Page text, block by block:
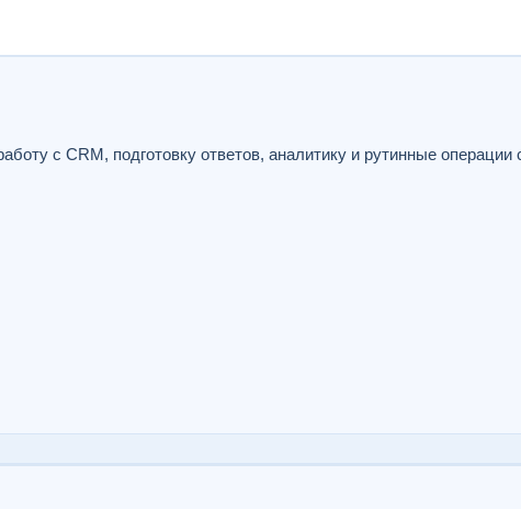
с CRM, подготовку ответов, аналитику и рутинные операции